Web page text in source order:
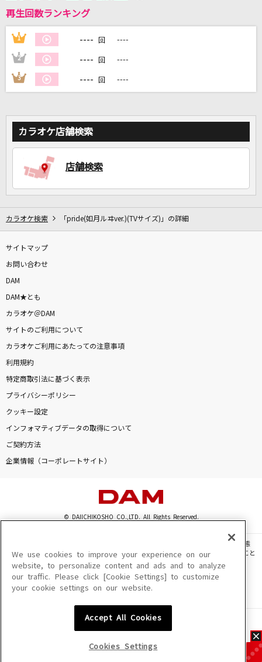
再生回数ランキング
1 ---- 回 ----
2 ---- 回 ----
3 ---- 回 ----
カラオケ店舗検索
店舗検索
カラオケ検索 「pride(如月ルヰver.)(TVサイズ)」の詳細
サイトマップ
お問い合わせ
DAM
DAM★とも
カラオケ＠DAM
サイトのご利用について
カラオケご利用にあたっての注意事項
利用規約
特定商取引法に基づく表示
プライバシーポリシー
クッキー設定
インフォマティブデータの取得について
ご契約方法
企業情報（コーポレートサイト）
© DAIICHIKOSHO CO.,LTD. All Rights Reserved.
このサイトに掲載されている一切の文章・画像・写真・動画・音声等を、手段や形態
を問わず、著作権法の定める範囲を超えて無断で複製、転載、ファイル化などすること
を禁じます。
楽曲及びコンテンツは、機種によりご利用いただけない場合があります。
楽曲及びコンテンツの配信日、配信内容が変更になる場合があります。
We use cookies to improve your experience on our
website, to personalize content and ads and to analyze
our traffic. Please click [Cookie Settings] to customize
your cookie settings on our website.
Accept All Cookies
Cookies Settings